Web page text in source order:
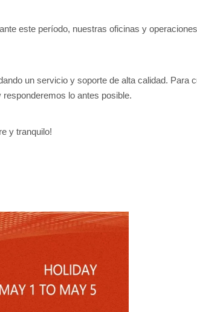
este período, nuestras oficinas y
un servicio y soporte de alta calidad. Para
lo antes posible.
y tranquilo!